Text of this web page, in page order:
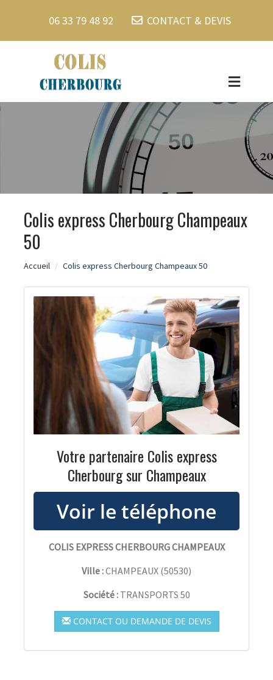
06 33 79 48 92 CONTACT & DEVIS
Colis express Cherbourg Champeaux
50
Accueil Colis express Cherbourg Champeaux 50
Votre partenaire Colis express
Cherbourg sur Champeaux
COLIS EXPRESS CHERBOURG CHAMPEAUX
Ville :CHAMPEAUX (50530)
Société : TRANSPORTS 50
CONTACT OU DEMANDE DE DEVIS